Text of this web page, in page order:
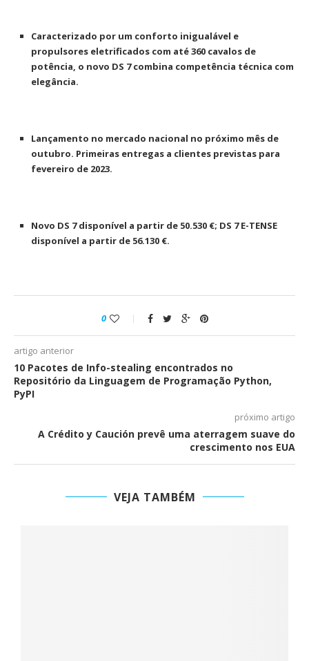
Caracterizado por um conforto inigualável e
propulsores eletrificados com até 360 cavalos de
potência, o novo DS 7 combina competência técnica com
elegância.
Lançamento no mercado nacional no próximo mês de
outubro. Primeiras entregas a clientes previstas para
fevereiro de 2023.
Novo DS 7 disponível a partir de 50.530 €; DS 7 E-TENSE
disponível a partir de 56.130 €.
0
artigo anterior
10 Pacotes de Info-stealing encontrados no
Repositório da Linguagem de Programação Python,
PyPI
próximo artigo
A Crédito y Caución prevê uma aterragem suave do
crescimento nos EUA
VEJA TAMBÉM